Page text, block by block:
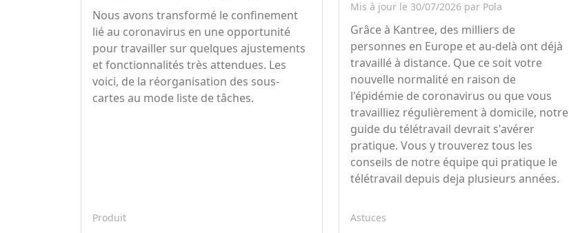
Nous avons transformé le confinement
lié au coronavirus en une opportunité
pour travailler sur quelques ajustements
et fonctionnalités très attendues. Les
voici, de la réorganisation des sous-
cartes au mode liste de tâches.
Produit
Mis à jour le 30/07/2026 par Pola
Grâce à Kantree, des milliers de
personnes en Europe et au-delà ont déjà
travaillé à distance. Que ce soit votre
nouvelle normalité en raison de
l'épidémie de coronavirus ou que vous
travailliez régulièrement à domicile, notre
guide du télétravail devrait s'avérer
pratique. Vous y trouverez tous les
conseils de notre équipe qui pratique le
télétravail depuis deja plusieurs années.
Astuces